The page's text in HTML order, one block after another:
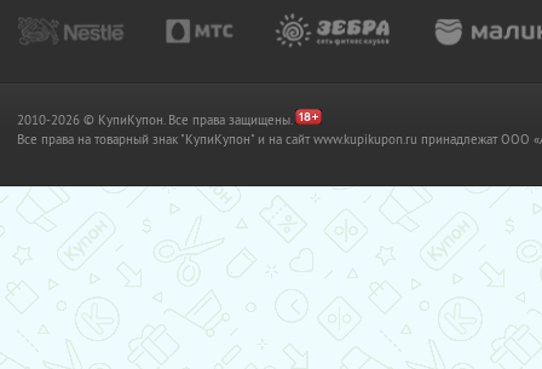
2010-2026 © КупиКупон. Все права защищены.
Все права на товарный знак "КупиКупон" и на сайт www.kupikupon.ru принадлежат